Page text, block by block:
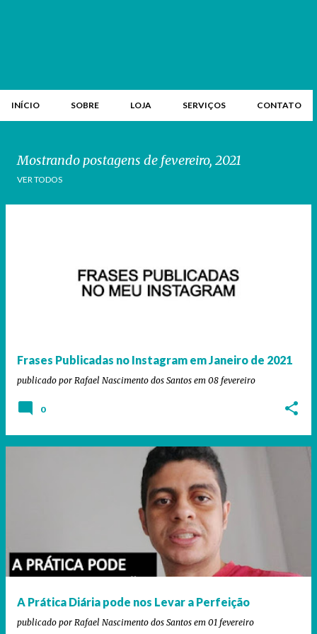
INÍCIO SOBRE LOJA SERVIÇOS CONTATO
Mostrando postagens de fevereiro, 2021
VER TODOS
Frases Publicadas no Instagram em Janeiro de 2021
publicado por Rafael Nascimento dos Santos em 08 fevereiro
0
A Prática Diária pode nos Levar a Perfeição
publicado por Rafael Nascimento dos Santos em 01 fevereiro